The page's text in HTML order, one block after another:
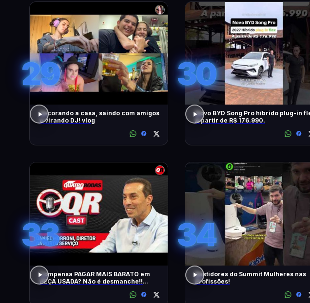
29
decorando a casa, saindo com amigos
e virando DJ! vlog
30
Novo BYD Song Pro híbrido plug-in
A partir de R$ 176.990.
33
Compensa PAGAR MAIS BARATO em
PEÇA USADA? Não é desmanche!!
34
Bastidores do Summit Mulheres nas
Profissões!